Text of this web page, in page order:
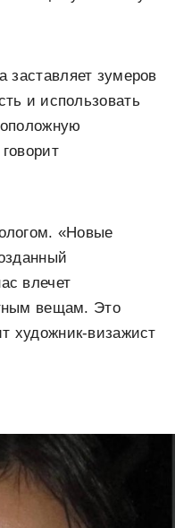
заставляет зумеров
и использовать
«Новые
влечет
вещам. Это
художник-визажист